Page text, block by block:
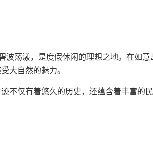
波荡漾，是度假休闲的理想之地。在如意
大自然的魅力。
不仅有着悠久的历史，还蕴含着丰富的民